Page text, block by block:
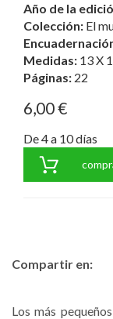
Año de la
Colección: El
Medidas: 13 X
Páginas: 22
6,00 €
De 4 a 10 días
Compartir en:
Los más